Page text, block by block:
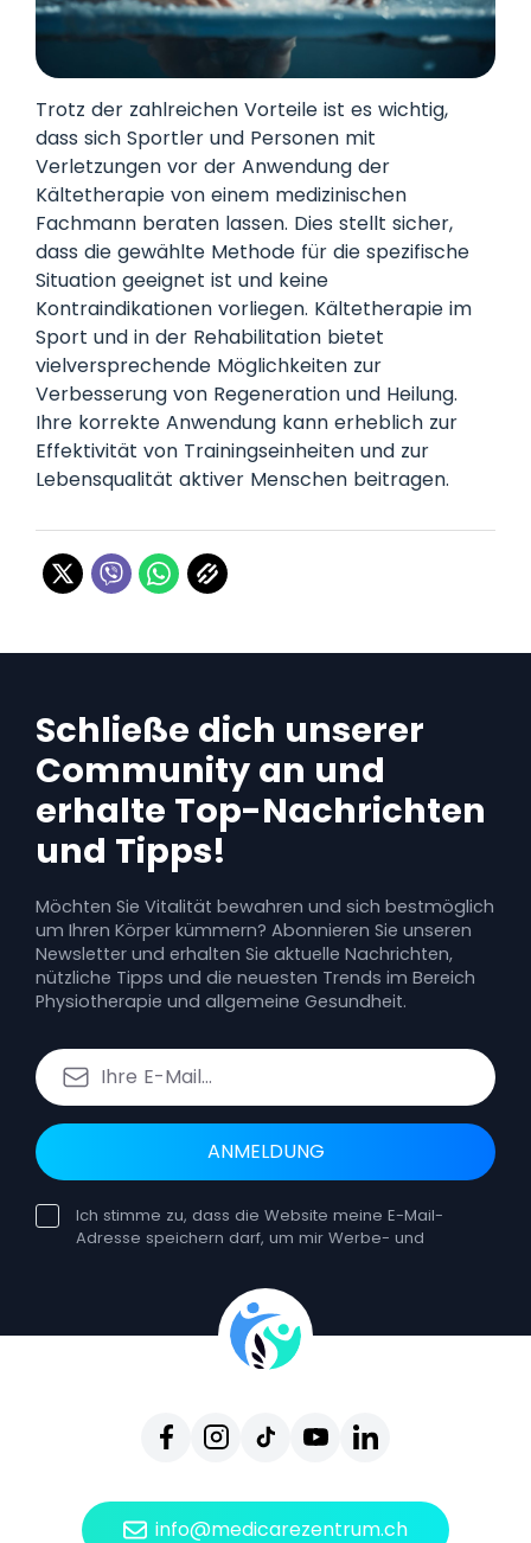
Trotz der zahlreichen Vorteile ist es wichtig,
dass sich Sportler und Personen mit
Verletzungen vor der Anwendung der
Kältetherapie von einem medizinischen
Fachmann beraten lassen. Dies stellt sicher,
dass die gewählte Methode für die spezifische
Situation geeignet ist und keine
Kontraindikationen vorliegen. Kältetherapie im
Sport und in der Rehabilitation bietet
vielversprechende Möglichkeiten zur
Verbesserung von Regeneration und Heilung.
Ihre korrekte Anwendung kann erheblich zur
Effektivität von Trainingseinheiten und zur
Lebensqualität aktiver Menschen beitragen.
Schließe dich unserer
Community an und
erhalte Top-Nachrichten
und Tipps!
Möchten Sie Vitalität bewahren und sich bestmöglich
um Ihren Körper kümmern? Abonnieren Sie unseren
Newsletter und erhalten Sie aktuelle Nachrichten,
nützliche Tipps und die neuesten Trends im Bereich
Physiotherapie und allgemeine Gesundheit.
ANMELDUNG
Ich stimme zu, dass die Website meine E-Mail-
Adresse speichern darf, um mir Werbe- und
Widerruf hat keine Auswirkungen auf die
Rechtmäßigkeit der Verarbeitung, die auf der
Einwilligung vor dem Widerruf beruht. Sie können
sich jederzeit vom Erhalt unserer E-Mails
Widerruf Ihrer Einwilligung erhalten Sie keine
Dienstleistungen nutzen.
info@medicarezentrum.ch